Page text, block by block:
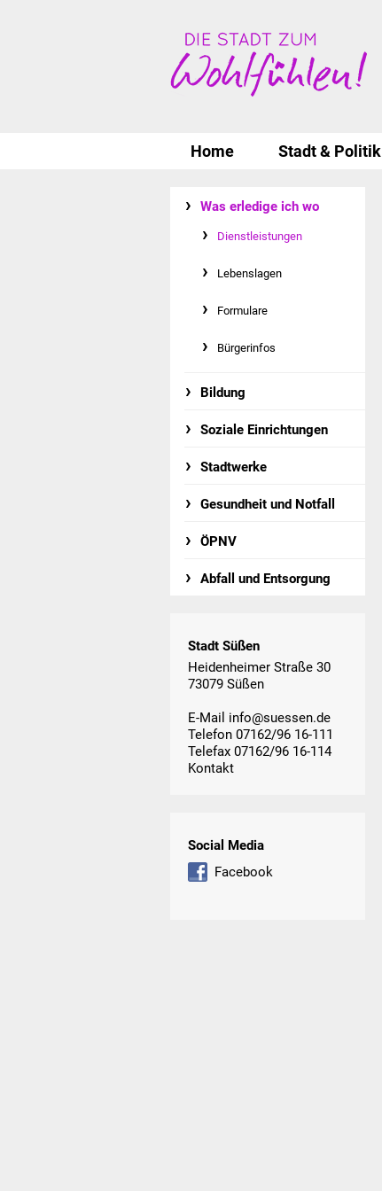
Home Stadt & Politik
Was erledige ich wo
Dienstleistungen
Lebenslagen
Formulare
Bürgerinfos
Bildung
Soziale Einrichtungen
Stadtwerke
Gesundheit und Notfall
ÖPNV
Abfall und Entsorgung
Stadt Süßen
Heidenheimer Straße 30
73079 Süßen
E-Mail info@suessen.de
Telefon 07162/96 16-111
Telefax 07162/96 16-114
Kontakt
Social Media
Facebook